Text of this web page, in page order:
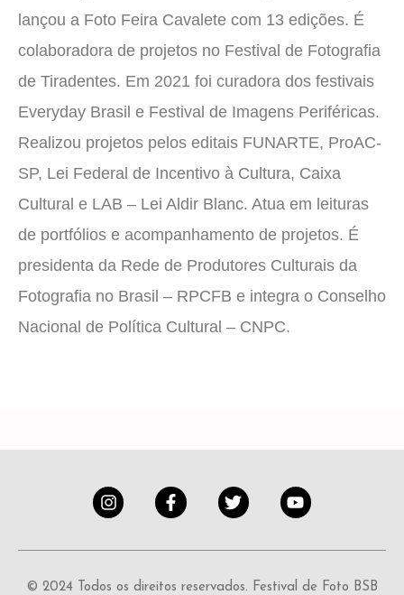
lançou a Foto Feira Cavalete com 13 edições. É
colaboradora de projetos no Festival de Fotografia
de Tiradentes. Em 2021 foi curadora dos festivais
Everyday Brasil e Festival de Imagens Periféricas.
Realizou projetos pelos editais FUNARTE, ProAC-
SP, Lei Federal de Incentivo à Cultura, Caixa
Cultural e LAB – Lei Aldir Blanc. Atua em leituras
de portfólios e acompanhamento de projetos. É
presidenta da Rede de Produtores Culturais da
Fotografia no Brasil – RPCFB e integra o Conselho
Nacional de Política Cultural – CNPC.
© 2024 Todos os direitos reservados. Festival de Foto BSB